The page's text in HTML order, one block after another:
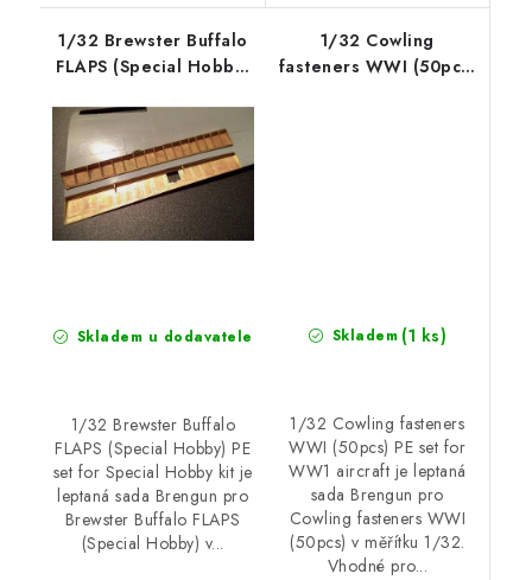
1/32 Brewster Buffalo
FLAPS (Special Hobby)
Hobby kit
Skladem u dodavatele
1/32 Brewster Buffalo
FLAPS (Special Hobby) PE
set for Special Hobby kit je
leptaná sada Brengun pro
Brewster Buffalo FLAPS
(Special Hobby) v...
1/32 Cowling
fasteners WWI (50pcs)
Skladem (1 ks)
1/32 Cowling fasteners
WWI (50pcs) PE set for
WW1 aircraft je leptaná
sada Brengun pro
Cowling fasteners WWI
(50pcs) v měřítku 1/32.
Vhodné pro...